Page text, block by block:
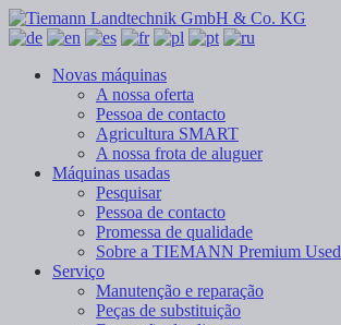
Novas máquinas
A nossa oferta
Pessoa de contacto
Agricultura SMART
A nossa frota de aluguer
Máquinas usadas
Pesquisar
Pessoa de contacto
Promessa de qualidade
Sobre a TIEMANN Premium Used
Serviço
Manutenção e reparação
Peças de substituição